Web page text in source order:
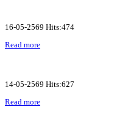
16-05-2569 Hits:474
Read more
14-05-2569 Hits:627
Read more